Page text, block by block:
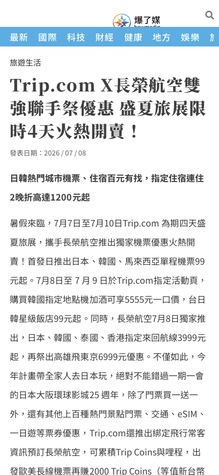
最新 國際 科技 財經 健康 地方 娛樂
旅遊生活
Trip.com X長榮航空雙
強聯手祭優惠 盛夏旅展限
時4天火熱開賣！
發表日期： 2026 / 07 / 08
日韓熱門城市機票、住宿百元有找，指定住宿連住
2晚折高達1200元起
暑假來臨，7月7日至7月10日Trip.com 為期四天盛
夏旅展，攜手長榮航空推出獨家機票優惠火熱開
賣！首發日推出日本、韓國、馬來西亞單程機票99
元起。7月8日至 7 月 9 日於Trip.com指定活動頁，
購買韓國指定地點機加酒可享5555元一口價，台日
韓星級飯店99元起。同時，長榮航空7月8日獨家推
出，日本、韓國、泰國、香港指定來回航線3999元
起，再祭出高雄飛東京6999元優惠。不僅如此，今
年計畫帶全家人去日本玩，絕對不能錯過一期一會
的日本大阪環球影城25 週年，除了門票買一送一
外，還有其他上百種熱門景點門票、交通、eSIM、
一日遊等票券優惠，Trip.com還推出綁定飛行常客
資訊預訂長榮航空，可累積Trip Coins與哩程，出
發歐美長線機票再賺2000 Trip Coins（等值新台幣